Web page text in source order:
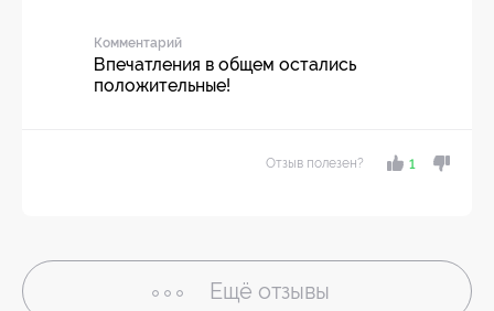
Комментарий
Впечатления в общем остались
положительные!
Отзыв полезен? 1
Ещё отзывы